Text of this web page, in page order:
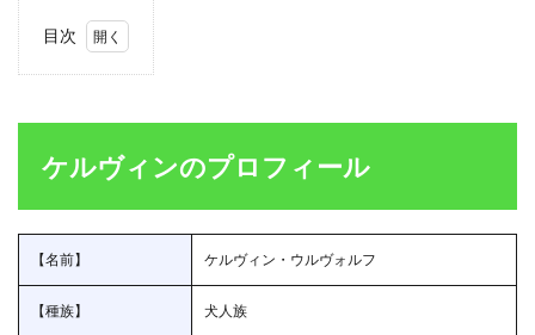
目次
プロ
フィ
1.1
ケル
ンの
過去
ケルヴィンのプロフィール
【名前】 ケルヴィン・ウルヴォルフ
【種族】 犬人族